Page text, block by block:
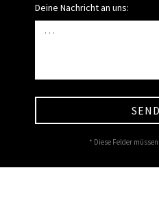
Deine Nachricht an uns:
* Diese Felder